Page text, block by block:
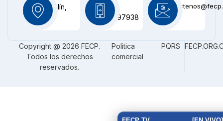
Medellín,
CO
+57
3116097938
Copyright @ 2026 FECP.
Todos los derechos
reservados.
Politica
comercial
PQRS